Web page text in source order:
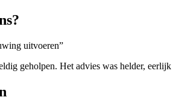
uitvoeren”
geholpen. Het advies was helder,